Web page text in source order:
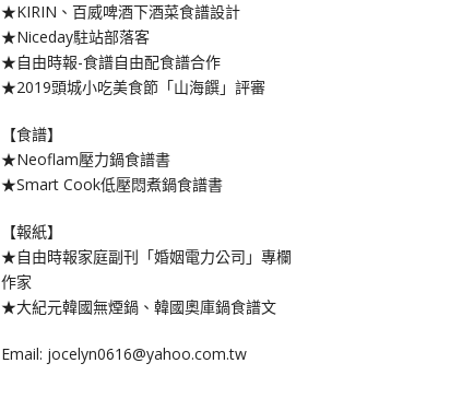
★KIRIN、百威啤酒下酒菜食譜設計
★Niceday駐站部落客
★自由時報-食譜自由配食譜合作
★2019頭城小吃美食節「山海饌」評審
【食譜】
★Neoflam壓力鍋食譜書
★Smart Cook低壓悶煮鍋食譜書
【報紙】
★自由時報家庭副刊「婚姻電力公司」專欄
作家
★大紀元韓國無煙鍋、韓國奧庫鍋食譜文
Email: jocelyn0616@yahoo.com.tw